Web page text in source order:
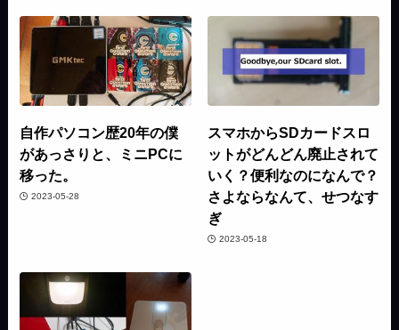
自作パソコン歴20年の僕
があっさりと、ミニPCに
移った。
2023-05-28
スマホからSDカードスロ
ットがどんどん廃止されて
いく？便利なのになんで？
さよならなんて、せつなす
ぎ
2023-05-18